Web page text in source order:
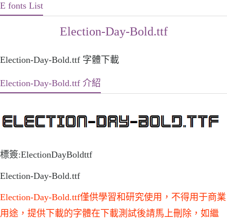
E fonts List
Election-Day-Bold.ttf
Election-Day-Bold.ttf 字體下載
Election-Day-Bold.ttf 介紹
標簽:ElectionDayBoldttf
Election-Day-Bold.ttf
Election-Day-Bold.ttf僅供學習和研究使用，不得用于商業
用途，提供下載的字體在下載測試後請馬上刪除，如繼